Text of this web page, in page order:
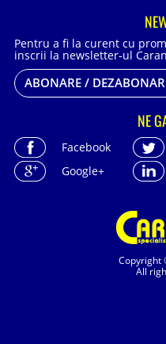
Copyright
All
Pentru a fi la curent cu
inscrii la newsletter-ul
ABONARE /
NE
Facebook
Google+